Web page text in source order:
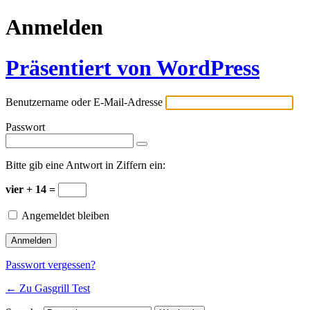
Anmelden
Präsentiert von WordPress
Benutzername oder E-Mail-Adresse
Passwort
Bitte gib eine Antwort in Ziffern ein:
vier + 14 =
Angemeldet bleiben
Passwort vergessen?
← Zu Gasgrill Test